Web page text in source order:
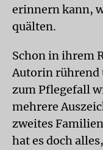
erinnern kann,
quälten.
Schon in ihrem
Autorin rührend
zum Pflegefall
mehrere
zweites
hat es doch